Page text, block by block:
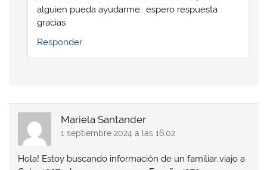
alguien pueda ayudarme.. espero respuesta .
gracias
Responder
Mariela Santander
1 septiembre 2024 a las 16:02
Hola! Estoy buscando información de un familiar..viajo a